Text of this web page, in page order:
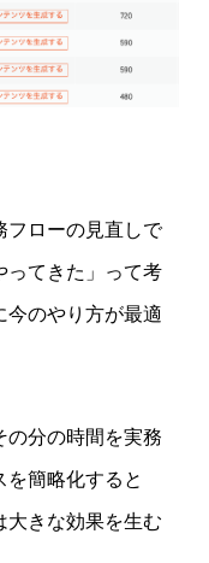
フローの見直しで
ってきた」って考
今のやり方が最適
の分の時間を実務
を簡略化すると
大きな効果を生む